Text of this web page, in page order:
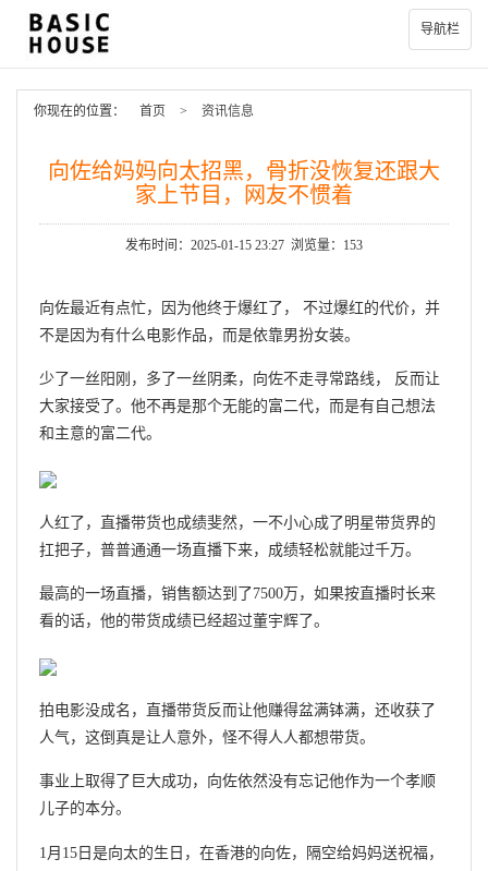
导航栏
你现在的位置： 首页 > 资讯信息
向佐给妈妈向太招黑，骨折没恢复还跟大
家上节目，网友不惯着
发布时间：2025-01-15 23:27 浏览量：153
向佐最近有点忙，因为他终于爆红了， 不过爆红的代价，并
不是因为有什么电影作品，而是依靠男扮女装。
少了一丝阳刚，多了一丝阴柔，向佐不走寻常路线， 反而让
大家接受了。他不再是那个无能的富二代，而是有自己想法
和主意的富二代。
人红了，直播带货也成绩斐然，一不小心成了明星带货界的
扛把子，普普通通一场直播下来，成绩轻松就能过千万。
最高的一场直播，销售额达到了7500万，如果按直播时长来
看的话，他的带货成绩已经超过董宇辉了。
拍电影没成名，直播带货反而让他赚得盆满钵满，还收获了
人气，这倒真是让人意外，怪不得人人都想带货。
事业上取得了巨大成功，向佐依然没有忘记他作为一个孝顺
儿子的本分。
1月15日是向太的生日，在香港的向佐，隔空给妈妈送祝福，